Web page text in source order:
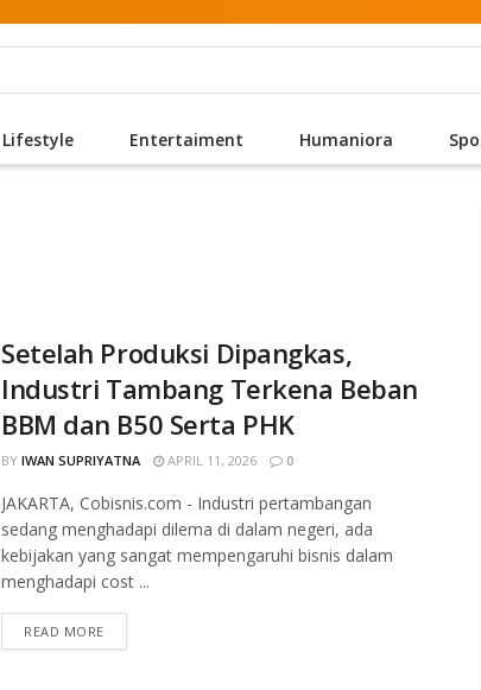
Lifestyle Entertaiment Humaniora
Setelah Produksi Dipangkas,
Industri Tambang Terkena Beban
BBM dan B50 Serta PHK
BY IWAN SUPRIYATNA APRIL 11, 2026 0
JAKARTA, Cobisnis.com - Industri pertambangan
sedang menghadapi dilema di dalam negeri, ada
kebijakan yang sangat mempengaruhi bisnis dalam
menghadapi cost ...
READ MORE